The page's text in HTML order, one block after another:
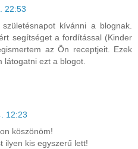
22:53
kívánni a blognak.
segítséget a fordítással (Kinder
az Ön receptjeit. Ezek
látogatni ezt a blogot.
12:23
köszönöm!
ilyen kis egyszerű lett!